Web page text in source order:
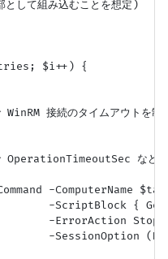
して組み込むことを想定)
$i++) {
接続のタイムアウトを制
などを
-ComputerName
-ScriptBlock {
-ErrorAction Stop
-SessionOption